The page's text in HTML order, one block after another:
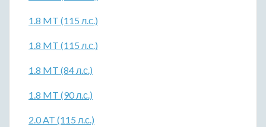
1.8 MT (115 л.с.)
1.8 MT (115 л.с.)
1.8 MT (84 л.с.)
1.8 MT (90 л.с.)
2.0 AT (115 л.с.)